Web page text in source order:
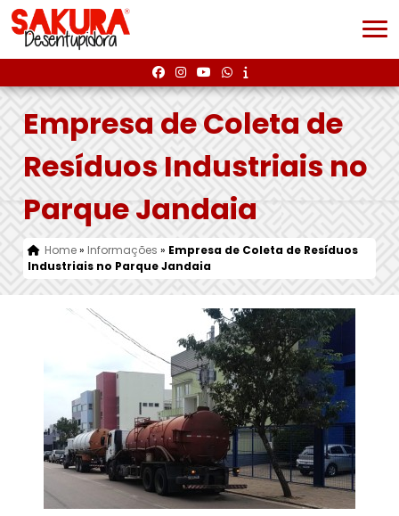
Empresa de Coleta de
Resíduos Industriais no
Parque Jandaia
Home» Informações » Empresa de Coleta de Resíduos
Industriais no Parque Jandaia